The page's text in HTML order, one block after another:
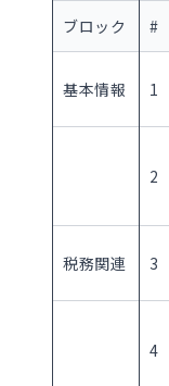
ブロック #
基本情報 1
2
税務関連 3
4